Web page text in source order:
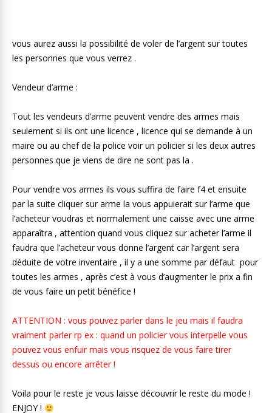
vous aurez aussi la possibilité de voler de l’argent sur toutes
les personnes que vous verrez .
Vendeur d’arme :
Tout les vendeurs d’arme peuvent vendre des armes mais
seulement si ils ont une licence , licence qui se demande à un
maire ou au chef de la police voir un policier si les deux autres
personnes que je viens de dire ne sont pas la .
Pour vendre vos armes ils vous suffira de faire f4 et ensuite
par la suite cliquer sur arme la vous appuierait sur l’arme que
l’acheteur voudras et normalement une caisse avec une arme
apparaîtra , attention quand vous cliquez sur acheter l’arme il
faudra que l’acheteur vous donne l’argent car l’argent sera
déduite de votre inventaire , il y a une somme par défaut pour
toutes les armes , après c’est à vous d’augmenter le prix a fin
de vous faire un petit bénéfice !
ATTENTION : vous pouvez parler dans le jeu mais il faudra
vraiment parler rp ex : quand un policier vous interpelle vous
pouvez vous enfuir mais vous risquez de vous faire tirer
dessus ou encore arrêter !
Voila pour le reste je vous laisse découvrir le reste du mode !
ENJOY !